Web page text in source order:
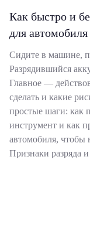
Как быстро и
для автомобиля
Сидите в машине,
Разрядившийся
Главное —
сделать и какие
простые шаги: как
инструмент и как
автомобиля, чтобы
Признаки разряда